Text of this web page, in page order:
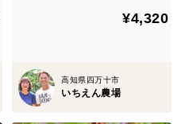
¥4,320
高知県四万十市
いちえん農場